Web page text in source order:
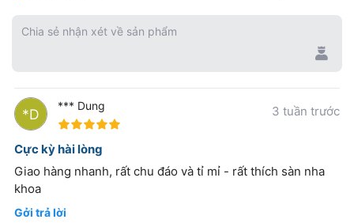
Chia sẻ nhận xét về sản phẩm
*** Dung
3 tuần trước
Cực kỳ hài lòng
Giao hàng nhanh, rất chu đáo và tỉ mỉ - rất thích sàn nha
khoa
Gởi trả lời